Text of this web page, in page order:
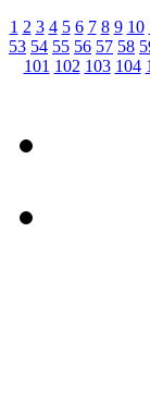
1 2 3 4 5 6 7 8 9 10
53 54 55 56 57 58
101 102 103 104